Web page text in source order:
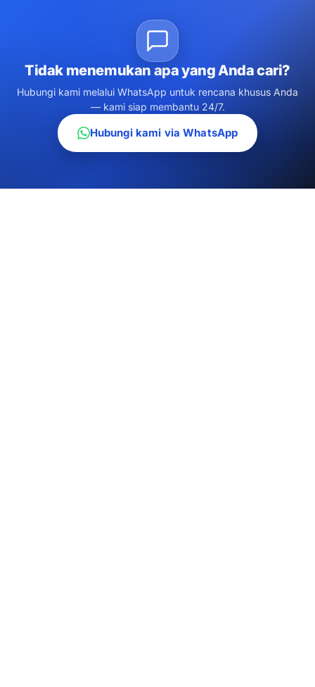
Tidak menemukan apa yang Anda cari?
Hubungi kami melalui WhatsApp untuk rencana khusus Anda
— kami siap membantu 24/7.
Hubungi kami via WhatsApp